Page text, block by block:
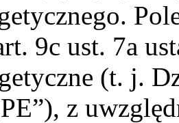
9c ust. 7a
(t. j.
z